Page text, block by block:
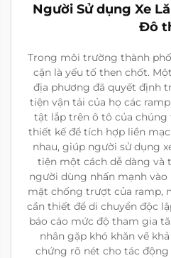
Người Sử dụng Xe
Đô
Trong môi trường thành
cận là yếu tố then chốt.
địa phương đã quyết định
tiện vận tải của họ các
tật lắp trên ô tô của chúng
thiết kế để tích hợp liền
nhau, giúp người sử dụng
tiện một cách dễ dàng và
người dùng nhấn mạnh vào
mặt chống trượt của ramp,
cần thiết để di chuyển độc
báo cáo mức độ tham gia
nhân gặp khó khăn về
chứng rõ nét cho tác